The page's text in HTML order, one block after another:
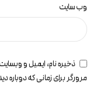
وب‌ سایت
ذخیره نام، ایمیل و
مرورگر برای زمانی که دوباره